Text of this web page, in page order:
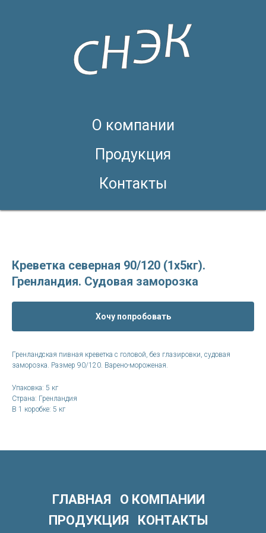
О компании
Продукция
Контакты
Креветка северная 90/120 (1х5кг).
Гренландия. Судовая заморозка
Хочу попробовать
Гренландская пивная креветка с головой, без глазировки, судовая
заморозка. Размер 90/120. Варено-мороженая.
Упаковка: 5 кг
Страна: Гренландия
В 1 коробке: 5 кг
ГЛАВНАЯ
О КОМПАНИИ
ПРОДУКЦИЯ
КОНТАКТЫ